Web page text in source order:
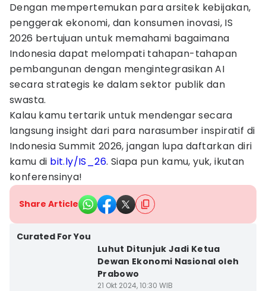
Dengan mempertemukan para arsitek kebijakan,
penggerak ekonomi, dan konsumen inovasi, IS
2026 bertujuan untuk memahami bagaimana
Indonesia dapat melompati tahapan-tahapan
pembangunan dengan mengintegrasikan AI
secara strategis ke dalam sektor publik dan
swasta.
Kalau kamu tertarik untuk mendengar secara
langsung insight dari para narasumber inspiratif di
Indonesia Summit 2026, jangan lupa daftarkan diri
kamu di bit.ly/IS_26. Siapa pun kamu, yuk, ikutan
konferensinya!
Share Article
Curated For You
Luhut Ditunjuk Jadi Ketua
Dewan Ekonomi Nasional oleh
Prabowo
21 Okt 2024, 10:30 WIB